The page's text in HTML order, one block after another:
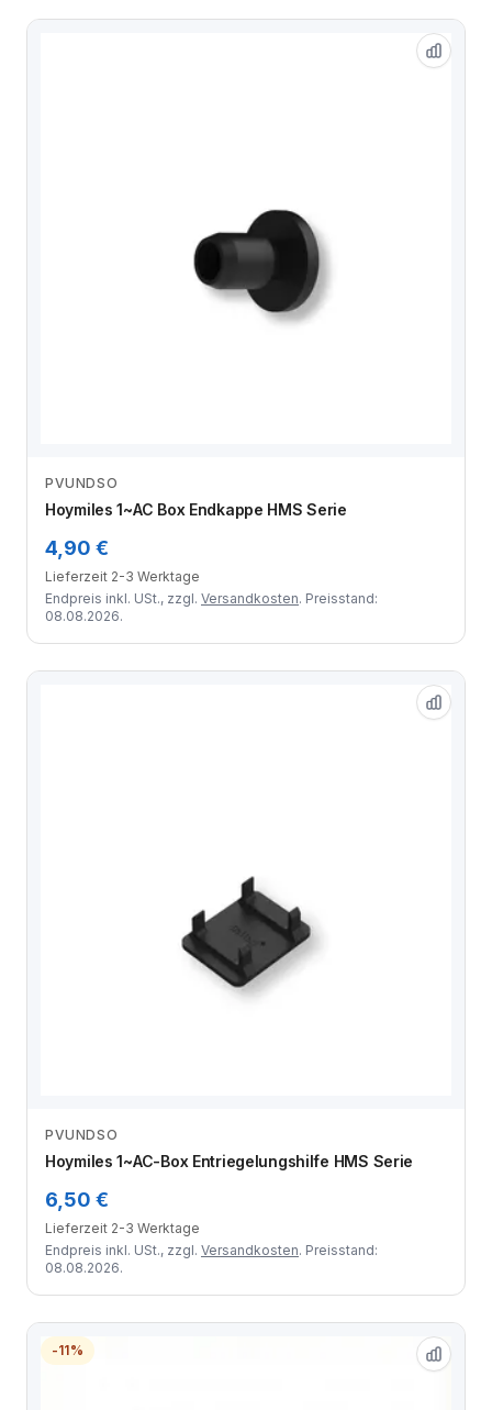
PVUNDSO
Hoymiles 1~AC Box Endkappe HMS Serie
4,90 €
Lieferzeit 2-3 Werktage
Endpreis inkl. USt., zzgl. Versandkosten. Preisstand:
08.08.2026.
PVUNDSO
Hoymiles 1~AC-Box Entriegelungshilfe HMS Serie
6,50 €
Lieferzeit 2-3 Werktage
Endpreis inkl. USt., zzgl. Versandkosten. Preisstand:
08.08.2026.
-11%